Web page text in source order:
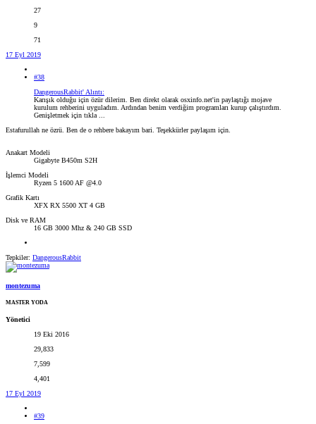
27
9
71
17 Eyl 2019
#38
DangerousRabbit' Alıntı:
Karışık olduğu için özür dilerim. Ben direkt olarak osxinfo.net'in paylaştığı mojave
kurulum rehberini uyguladım. Ardından benim verdiğim programları kurup çalıştırdım.
Genişletmek için tıkla ...
Estafurullah ne özrü. Ben de o rehbere bakayım bari. Teşekkürler paylaşım için.
Anakart Modeli
Gigabyte B450m S2H
İşlemci Modeli
Ryzen 5 1600 AF @4.0
Grafik Kartı
XFX RX 5500 XT 4 GB
Disk ve RAM
16 GB 3000 Mhz & 240 GB SSD
Tepkiler: DangerousRabbit
montezuma
MASTER YODA
Yönetici
19 Eki 2016
29,833
7,599
4,401
17 Eyl 2019
#39